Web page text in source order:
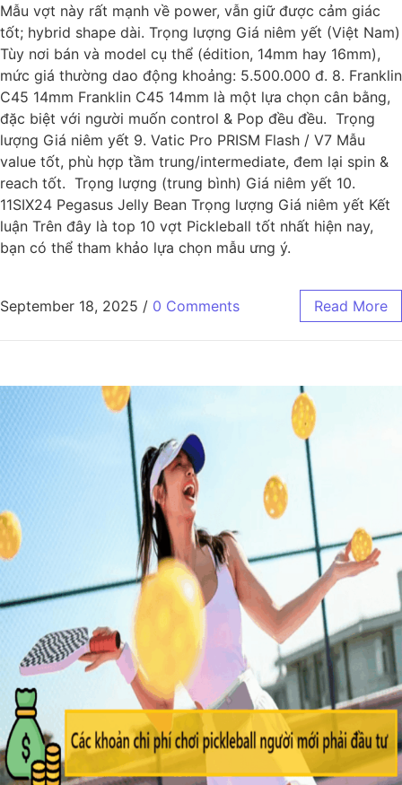
Mẫu vợt này rất mạnh về power, vẫn giữ được cảm giác
tốt; hybrid shape dài. Trọng lượng Giá niêm yết (Việt Nam)
Tùy nơi bán và model cụ thể (édition, 14mm hay 16mm),
mức giá thường dao động khoảng: 5.500.000 đ. 8. Franklin
C45 14mm Franklin C45 14mm là một lựa chọn cân bằng,
đặc biệt với người muốn control & Pop đều đều. Trọng
lượng Giá niêm yết 9. Vatic Pro PRISM Flash / V7 Mẫu
value tốt, phù hợp tầm trung/intermediate, đem lại spin &
reach tốt. Trọng lượng (trung bình) Giá niêm yết 10.
11SIX24 Pegasus Jelly Bean Trọng lượng Giá niêm yết Kết
luận Trên đây là top 10 vợt Pickleball tốt nhất hiện nay,
bạn có thể tham khảo lựa chọn mẫu ưng ý.
September 18, 2025 / 0 Comments Read More